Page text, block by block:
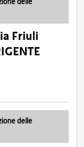
Friuli
delle